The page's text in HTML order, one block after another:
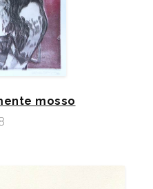
mosso